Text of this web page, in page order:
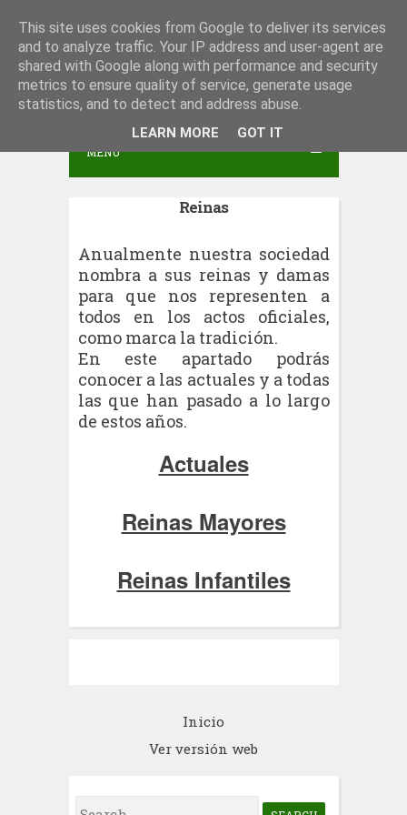
S
k
i
p
o
Peña San Juan del Monte
MENU
Reinas
Anualmente nuestra sociedad
nombra a sus reinas y damas
para que nos representen a
todos en los actos oficiales,
como marca la tradición.
En este apartado podrás
conocer a las actuales y a todas
las que han pasado a lo largo
de estos años.
Actuales
Reinas Mayores
Reinas Infantiles
Inicio
Ver versión web
S
This site uses cookies from Google to deliver its services
and to analyze traffic. Your IP address and user-agent are
shared with Google along with performance and security
metrics to ensure quality of service, generate usage
statistics, and to detect and address abuse.
LEARN MORE GOT IT